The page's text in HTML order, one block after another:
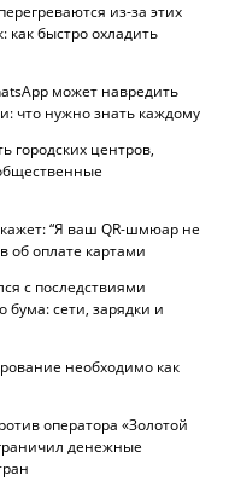
из-за этих
быстро охладить
может навредить
что нужно знать каждому
городских центров,
“Я ваш QR-шмюар не
об оплате картами
с последствиями
бума: сети, зарядки и
необходимо как
оператора «Золотой
денежные